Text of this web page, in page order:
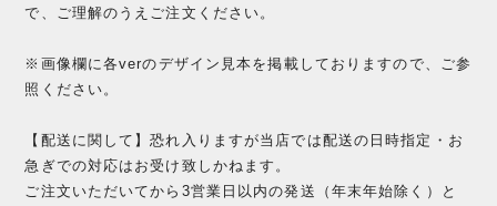
で、ご理解のうえご注文ください。
※画像欄に各verのデザイン見本を掲載しておりますので、ご参
照ください。
【配送に関して】恐れ入りますが当店では配送の日時指定・お
急ぎでの対応はお受け致しかねます。
ご注文いただいてから3営業日以内の発送（年末年始除く）と